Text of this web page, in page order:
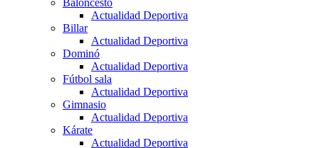
Baloncesto
Actualidad Deportiva
Billar
Actualidad Deportiva
Dominó
Actualidad Deportiva
Fútbol sala
Actualidad Deportiva
Gimnasio
Actualidad Deportiva
Kárate
Actualidad Deportiva